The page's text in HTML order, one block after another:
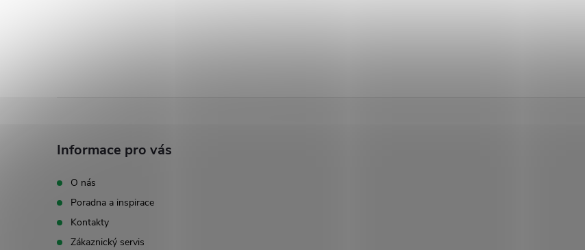
Informace pro vás
O nás
Poradna a inspirace
Kontakty
Zákaznický servis